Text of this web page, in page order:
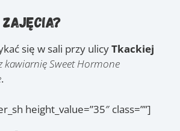
zajęcia?
się w sali przy ulicyTkackiej
kawiarnię Sweet Hormone
.
height_value=”35″ class=””]